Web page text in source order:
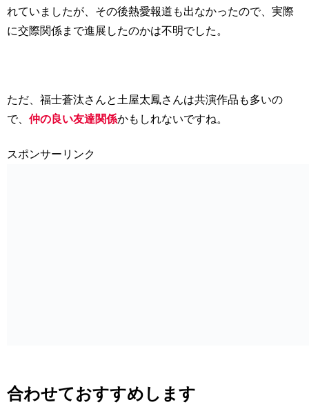
れていましたが、その後熱愛報道も出なかったので、実際
に交際関係まで進展したのかは不明でした。
ただ、福士蒼汰さんと土屋太鳳さんは共演作品も多いの
で、 仲の良い友達関係かもしれないですね。
スポンサーリンク
合わせておすすめします